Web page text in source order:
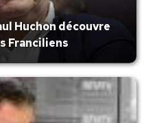
Huchon découvre
Franciliens